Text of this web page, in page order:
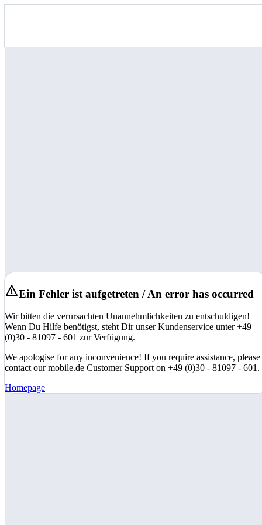
Ein Fehler ist aufgetreten / An error has occurred
Wir bitten die verursachten Unannehmlichkeiten zu entschuldigen!
Wenn Du Hilfe benötigst, steht Dir unser Kundenservice unter +49
(0)30 - 81097 - 601 zur Verfügung.
We apologise for any inconvenience! If you require assistance, please
contact our mobile.de Customer Support on +49 (0)30 - 81097 - 601.
Homepage